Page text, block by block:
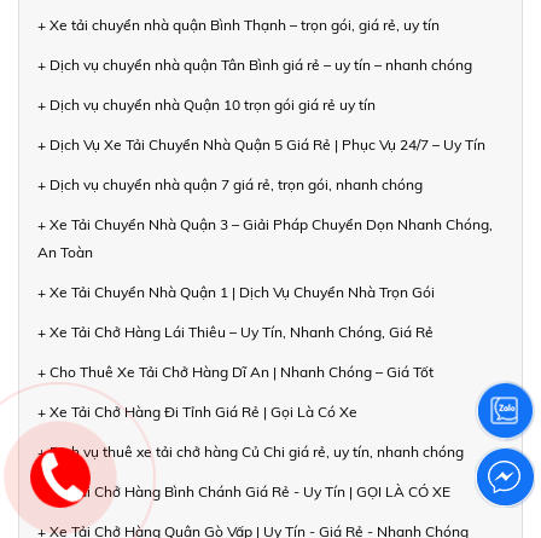
+ Xe tải chuyển nhà quận Bình Thạnh – trọn gói, giá rẻ, uy tín
+ Dịch vụ chuyển nhà quận Tân Bình giá rẻ – uy tín – nhanh chóng
+ Dịch vụ chuyển nhà Quận 10 trọn gói giá rẻ uy tín
+ Dịch Vụ Xe Tải Chuyển Nhà Quận 5 Giá Rẻ | Phục Vụ 24/7 – Uy Tín
+ Dịch vụ chuyển nhà quận 7 giá rẻ, trọn gói, nhanh chóng
+ Xe Tải Chuyển Nhà Quận 3 – Giải Pháp Chuyển Dọn Nhanh Chóng,
An Toàn
+ Xe Tải Chuyển Nhà Quận 1 | Dịch Vụ Chuyển Nhà Trọn Gói
+ Xe Tải Chở Hàng Lái Thiêu – Uy Tín, Nhanh Chóng, Giá Rẻ
+ Cho Thuê Xe Tải Chở Hàng Dĩ An | Nhanh Chóng – Giá Tốt
+ Xe Tải Chở Hàng Đi Tỉnh Giá Rẻ | Gọi Là Có Xe
+ Dịch vụ thuê xe tải chở hàng Củ Chi giá rẻ, uy tín, nhanh chóng
+ Xe Tải Chở Hàng Bình Chánh Giá Rẻ - Uy Tín | GỌI LÀ CÓ XE
+ Xe Tải Chở Hàng Quận Gò Vấp | Uy Tín - Giá Rẻ - Nhanh Chóng